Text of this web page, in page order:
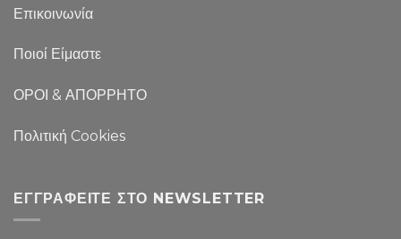
Επικοινωνία
Ποιοί Είμαστε
ΟΡΟΙ & ΑΠΟΡΡΗΤΟ
Πολιτική Cookies
ΕΓΓΡΑΦΕΊΤΕ ΣΤΟ NEWSLETTER